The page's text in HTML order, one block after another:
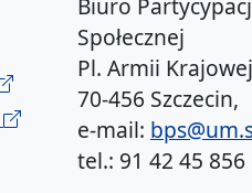
Biuro
Społecznej
Pl. Armii
70-456 Szczecin,
e-mail:
tel.: 91 42 45 856